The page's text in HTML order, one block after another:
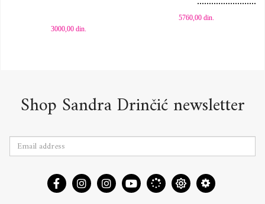
3000,00 din.
5760,00din.
Shop Sandra Drinčić newsletter